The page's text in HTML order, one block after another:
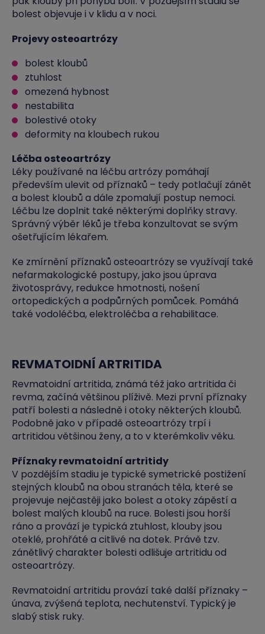
bolest objevuje i v klidu a v noci.
Projevy osteoartrózy
bolest kloubů
ztuhlost
omezená hybnost
nestabilita
bolestivé otoky
deformity na kloubech rukou
Léčba osteoartrózy
Léky používané na léčbu artrózy pomáhají
především ulevit od příznaků – tedy potlačují zánět
a bolest kloubů a dále zpomalují postup nemoci.
Léčbu lze doplnit také některými doplňky stravy.
Správný výběr léků je třeba konzultovat se svým
ošetřujícím lékařem.
Ke zmírnění příznaků osteoartrózy se využívají také
nefarmakologické postupy, jako jsou úprava
životosprávy, redukce hmotnosti, nošení
ortopedických a podpůrných pomůcek. Pomáhá
také vodoléčba, elektroléčba a rehabilitace.
REVMATOIDNÍ ARTRITIDA
Revmatoidní artritida, známá též jako artritida či
revma, začíná většinou plíživě. Mezi první příznaky
patří bolesti a následně i otoky některých kloubů.
Podobně jako v případě osteoartrózy trpí i
artritidou většinou ženy, a to v kterémkoliv věku.
Příznaky revmatoidní artritidy
V pozdějším stadiu je typické symetrické postižení
stejných kloubů na obou stranách těla, které se
projevuje nejčastěji jako bolest a otoky zápěstí a
bolest malých kloubů na ruce. Bolesti jsou horší
ráno a provází je typická ztuhlost, klouby jsou
oteklé, prohřáté a citlivé na dotek. Právě tzv.
zánětlivý charakter bolesti odlišuje artritidu od
osteoartrózy.
Revmatoidní artritidu provází také další příznaky –
únava, zvýšená teplota, nechutenství. Typický je
slabý stisk ruky.